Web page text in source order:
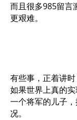
而且很多985留言
更艰难。
有些事，正着讲
如果世界上真的
一个将军的儿子
况。